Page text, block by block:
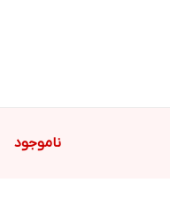
ناموجود